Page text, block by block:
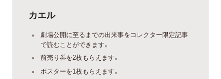
カエル
劇場公開に至るまでの出来事をコレクター限定記事
で読むことができます。
前売り券を2枚もらえます。
ポスターを1枚もらえます。